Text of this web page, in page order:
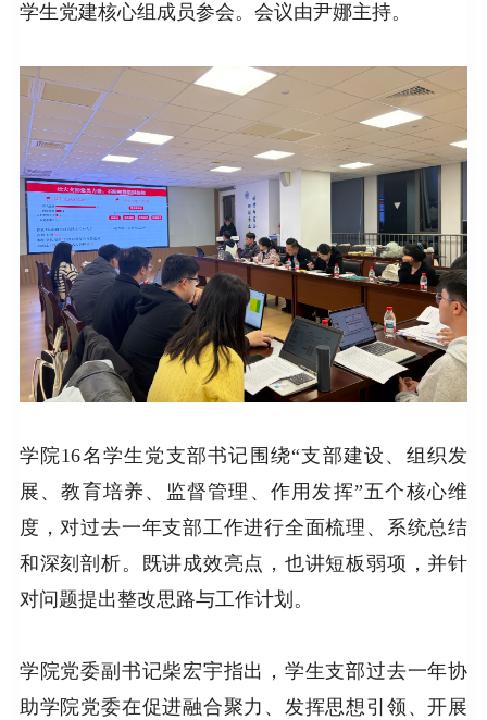
学生党建核心组成员参会。会议由尹娜主持。
学院16名学生党支部书记围绕“支部建设、组织发
展、教育培养、监督管理、作用发挥”五个核心维
度，对过去一年支部工作进行全面梳理、系统总结
和深刻剖析。既讲成效亮点，也讲短板弱项，并针
对问题提出整改思路与工作计划。
学院党委副书记柴宏宇指出，学生支部过去一年协
助学院党委在促进融合聚力、发挥思想引领、开展